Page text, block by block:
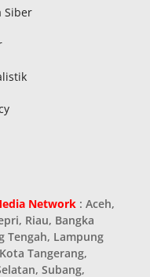
Siber
Network : Aceh,
Riau, Bangka
Tengah, Lampung
Tangerang,
Subang,